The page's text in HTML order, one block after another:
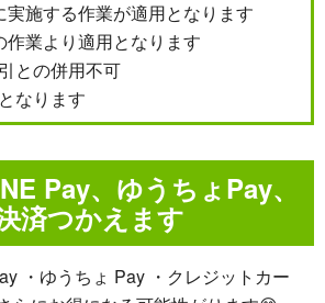
施する作業が適用となります
業より適用となります
との併用不可
なります
Pay、ゆうちょPay、
済つかえます
・ゆうちょ Pay ・クレジットカー